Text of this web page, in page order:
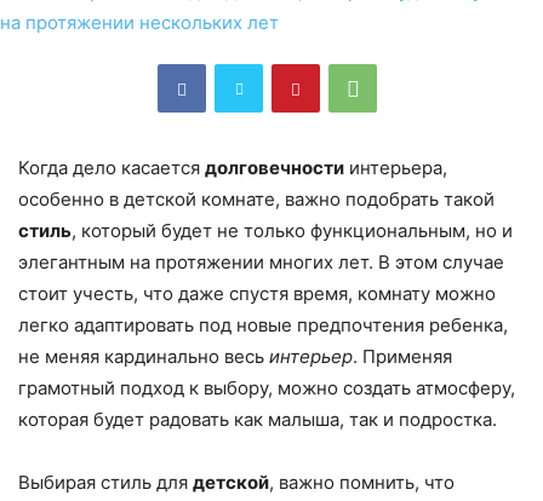
Когда дело касается долговечности интерьера,
особенно в детской комнате, важно подобрать такой
стиль, который будет не только функциональным, но и
элегантным на протяжении многих лет. В этом случае
стоит учесть, что даже спустя время, комнату можно
легко адаптировать под новые предпочтения ребенка,
не меняя кардинально весь интерьер. Применяя
грамотный подход к выбору, можно создать атмосферу,
которая будет радовать как малыша, так и подростка.
Выбирая стиль для детской, важно помнить, что